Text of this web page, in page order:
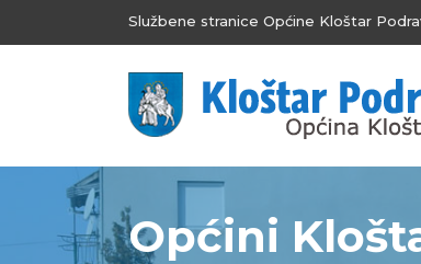
Službene stranice Općine Kloštar
Općini